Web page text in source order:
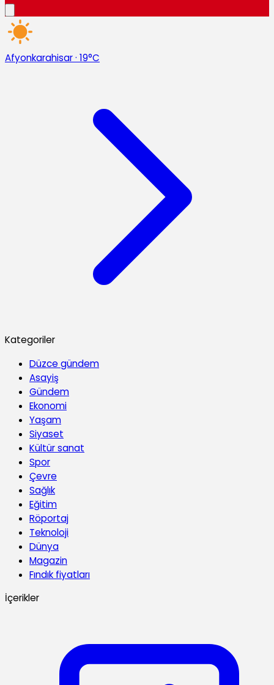
Afyonkarahisar· 19°C
Kategoriler
Düzce gündem
Asayiş
Gündem
Ekonomi
Yaşam
Siyaset
Kültür sanat
Spor
Çevre
Sağlık
Eğitim
Röportaj
Teknoloji
Dünya
Magazin
Fındık fiyatları
İçerikler